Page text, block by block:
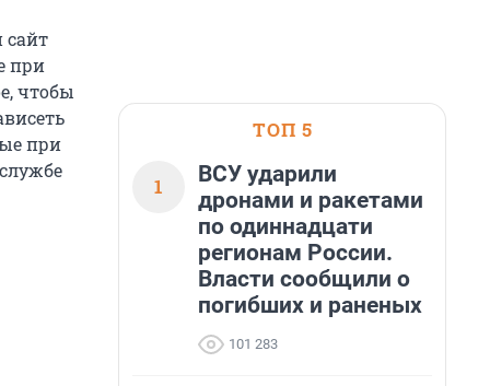
сайт
при
чтобы
при
ТОП 5
1
ВСУ ударили
дронами и ракетами
по одиннадцати
регионам России.
Власти сообщили о
погибших и раненых
101 283